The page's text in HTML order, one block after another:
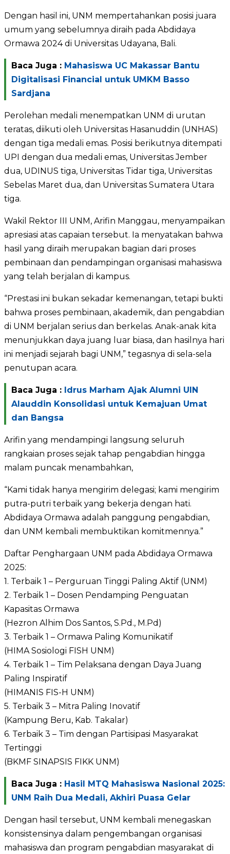
Dengan hasil ini, UNM mempertahankan posisi juara
umum yang sebelumnya diraih pada Abdidaya
Ormawa 2024 di Universitas Udayana, Bali.
Baca Juga : Mahasiswa UC Makassar Bantu
Digitalisasi Financial untuk UMKM Basso
Sardjana
Perolehan medali menempatkan UNM di urutan
teratas, diikuti oleh Universitas Hasanuddin (UNHAS)
dengan tiga medali emas. Posisi berikutnya ditempati
UPI dengan dua medali emas, Universitas Jember
dua, UDINUS tiga, Universitas Tidar tiga, Universitas
Sebelas Maret dua, dan Universitas Sumatera Utara
tiga.
Wakil Rektor III UNM, Arifin Manggau, menyampaikan
apresiasi atas capaian tersebut. Ia menyatakan bahwa
hasil yang diraih merupakan bagian dari proses
pembinaan dan pendampingan organisasi mahasiswa
yang telah berjalan di kampus.
“Prestasi ini bukan sekadar kemenangan, tetapi bukti
bahwa proses pembinaan, akademik, dan pengabdian
di UNM berjalan serius dan berkelas. Anak-anak kita
menunjukkan daya juang luar biasa, dan hasilnya hari
ini menjadi sejarah bagi UNM,” tegasnya di sela-sela
penutupan acara.
Baca Juga : Idrus Marham Ajak Alumni UIN
Alauddin Konsolidasi untuk Kemajuan Umat
dan Bangsa
Arifin yang mendampingi langsung seluruh
rangkaian proses sejak tahap pengabdian hingga
malam puncak menambahkan,
“Kami tidak hanya mengirim delegasi; kami mengirim
putra-putri terbaik yang bekerja dengan hati.
Abdidaya Ormawa adalah panggung pengabdian,
dan UNM kembali membuktikan komitmennya.”
Daftar Penghargaan UNM pada Abdidaya Ormawa
2025:
1. Terbaik 1 – Perguruan Tinggi Paling Aktif (UNM)
2. Terbaik 1 – Dosen Pendamping Penguatan
Kapasitas Ormawa
(Hezron Alhim Dos Santos, S.Pd., M.Pd)
3. Terbaik 1 – Ormawa Paling Komunikatif
(HIMA Sosiologi FISH UNM)
4. Terbaik 1 – Tim Pelaksana dengan Daya Juang
Paling Inspiratif
(HIMANIS FIS-H UNM)
5. Terbaik 3 – Mitra Paling Inovatif
(Kampung Beru, Kab. Takalar)
6. Terbaik 3 – Tim dengan Partisipasi Masyarakat
Tertinggi
(BKMF SINAPSIS FIKK UNM)
Baca Juga : Hasil MTQ Mahasiswa Nasional 2025:
UNM Raih Dua Medali, Akhiri Puasa Gelar
Dengan hasil tersebut, UNM kembali menegaskan
konsistensinya dalam pengembangan organisasi
mahasiswa dan program pengabdian masyarakat di